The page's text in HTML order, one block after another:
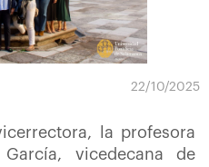
22/10/2025
la profesora
vicedecana de